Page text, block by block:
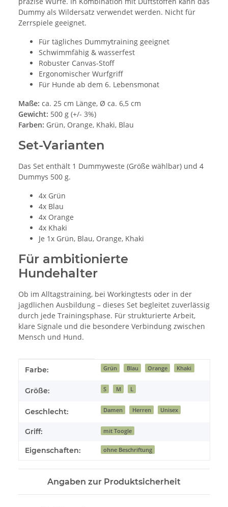
Dummy als Wildersatz verwendet werden. Nicht für
Zerrspiele geeignet.
Für tägliches Dummytraining geeignet
Schwimmfähig & wasserfest
Robuster Canvas-Stoff
Ergonomischer Wurfgriff
Für Hunde ab dem 6. Lebensmonat
Maße: ca. 25 cm Länge, Ø ca. 6,5 cm
Gewicht: 500 g (+/- 3%)
Farben: Grün, Orange, Khaki, Blau
Set-Varianten
Das Set enthält 1 Dummyweste (Größe wählbar) und 4
Dummys 500 g.
4x Grün
4x Blau
4x Orange
4x Khaki
Je 1x Grün, Blau, Orange, Khaki
Für ambitionierte
Hundehalter
Ob im Alltagstraining, bei Workingtests oder in der
jagdlichen Ausbildung – dieses Set begleitet zuverlässig
durch jede Trainingsphase. Für strukturierte Arbeit,
klare Signale und die besondere Verbindung zwischen
Mensch und Hund.
Produkteigenschaft
Wert
Farbe: Grün Blau Orange Khaki
Größe: S M L
Geschlecht: Damen Herren Unisex
Griff: mit Toogle
Eigenschaften: ohne Beschriftung
Angaben zur Produktsicherheit